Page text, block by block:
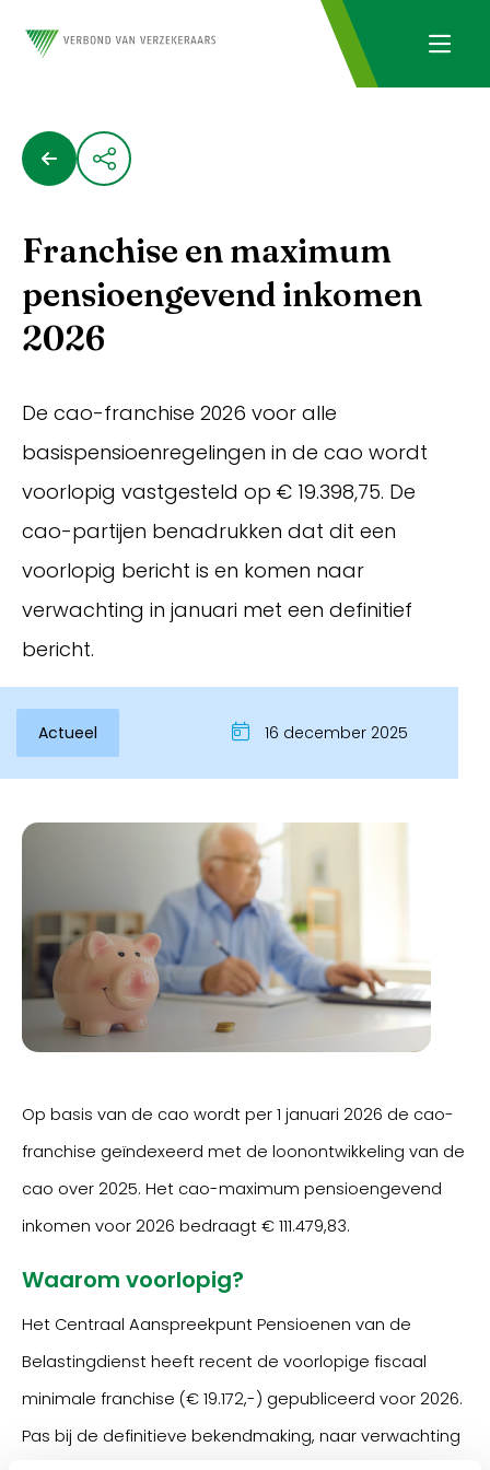
Inloggen
Franchise en maximum
pensioengevend inkomen
2026
De cao-franchise 2026 voor alle
basispensioenregelingen in de cao wordt
voorlopig vastgesteld op € 19.398,75. De
cao-partijen benadrukken dat dit een
voorlopig bericht is en komen naar
verwachting in januari met een definitief
bericht.
Actueel 16 december 2025
Op basis van de cao wordt per 1 januari 2026 de cao-
franchise geïndexeerd met de loonontwikkeling van de
cao over 2025. Het cao-maximum pensioengevend
inkomen voor 2026 bedraagt € 111.479,83.
Waarom voorlopig?
Het Centraal Aanspreekpunt Pensioenen van de
Belastingdienst heeft recent de voorlopige fiscaal
minimale franchise (€ 19.172,-) gepubliceerd voor 2026.
Pas bij de definitieve bekendmaking, naar verwachting